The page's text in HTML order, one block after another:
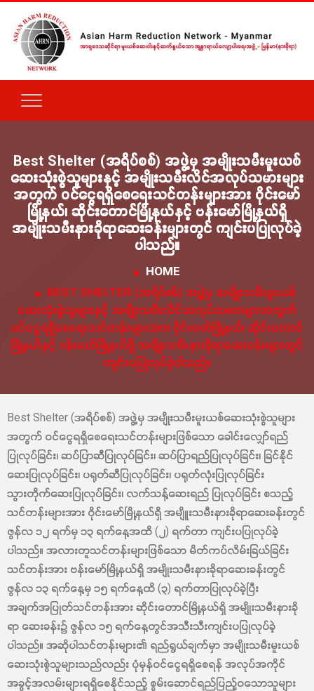
Best Shelter (အရိပ်စစ်) အဖွဲ့မှ အမျိုးသမီးမူးယစ်
ဆေးသုံးစွဲသူများနှင့် အမျိုးသမီးလိင်အလုပ်သမားများ
အတွက် ဝင်ငွေရရှိစေရေးသင်တန်းများအား ဝိုင်းမော်
မြို့နယ်၊ ဆိုင်းတောင်မြို့နယ်နှင့် ဗန်းမော်မြို့နယ်ရှိ
အမျိုးသမီးနားခိုရာဆေးခန်းများတွင် ကျင်းပပြုလုပ်ခဲ့
ပါသည်။
HOME
BEST SHELTER (အရိပ်စစ်) အဖွဲ့မှ အမျိုးသမီးမူးယစ်
ဆေးသုံးစွဲသူများနှင့် အမျိုးသမီးလိင်အလုပ်သမားများအတွက်
ဝင်ငွေရရှိစေရေးသင်တန်းများအား ဝိုင်းမော်မြို့နယ်၊ ဆိုင်းတောင်
မြို့နယ်နှင့် ဗန်းမော်မြို့နယ်ရှိ အမျိုးသမီးနားခိုရာဆေးခန်းများတွင်
ကျင်းပပြုလုပ်ခဲ့ပါသည်။
Best Shelter (အရိပ်စစ်) အဖွဲ့မှ အမျိုးသမီးမူးယစ်ဆေးသုံးစွဲသူများ
အတွက် ဝင်ငွေရရှိစေရေးသင်တန်းများဖြစ်သော ခေါင်းလျှော်ရည်
ပြုလုပ်ခြင်း၊ ဆပ်ပြာဆီပြုလုပ်ခြင်း၊ ဆပ်ပြာရည်ပြုလုပ်ခြင်း၊ ခြင်နိုင်
ဆေးပြုလုပ်ခြင်း၊ ပရုတ်ဆီပြုလုပ်ခြင်း၊ ပရုတ်လုံးပြုလုပ်ခြင်း
သွားတိုက်ဆေးပြုလုပ်ခြင်း၊ လက်သန့်ဆေးရည် ပြုလုပ်ခြင်း စသည့်
သင်တန်းများအား ဝိုင်းမော်မြို့နယ်ရှိ အမျိူးသမီးနားခိုရာဆေးခန်းတွင်
ဇွန်လ ၁၂ ရက်မှ ၁၃ ရက်နေ့အထိ (၂) ရက်တာ ကျင်းပပြုလုပ်ခဲ့
ပါသည်။ အလားတူသင်တန်းများဖြစ်သော မိတ်ကပ်လိမ်းခြယ်ခြင်း
သင်တန်းအား ဗန်းမော်မြို့နယ်ရှိ အမျိုးသမီးနားခိုရာဆေးခန်းတွင်
ဇွန်လ ၁၃ ရက်နေ့မှ ၁၅ ရက်နေ့ထိ (၃) ရက်တာပြုလုပ်ခဲ့ပြီး
အချက်အပြုတ်သင်တန်းအား ဆိုင်းတောင်မြို့နယ်ရှိ အမျိုးသမီးနားခို
ရာ ဆေးခန်း၌ ဇွန်လ ၁၅ ရက်နေ့တွင်အသီးသီးကျင်းပပြုလုပ်ခဲ့
ပါသည်။ အဆိုပါသင်တန်းများ၏ ရည်ရွယ်ချက်မှာ အမျိုးသမီးမူးယစ်
ဆေးသုံးစွဲသူများသည်လည်း ပုံမှန်ဝင်ငွေရရှိစေရန် အလုပ်အကိုင်
အခွင့်အလမ်းများရရှိစေနိုင်သည့် စွမ်းဆောင်ရည်ပြည့်ဝသောသူများ